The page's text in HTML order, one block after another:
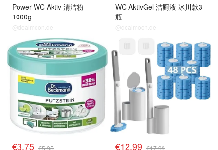
Power WC Aktiv 清洁粉
1000g
@dealmoon.de
WC AktivGel 洁厕液 冰川款3
瓶
@dealmoon.de
€3.75 €5.95 €12.99 €17.99